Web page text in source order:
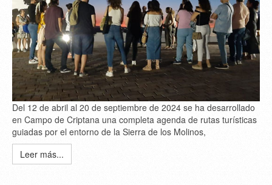
Del 12 de abril al 20 de septiembre de 2024 se ha desarrollado
en Campo de Criptana una completa agenda de rutas turísticas
guiadas por el entorno de la Sierra de los Molinos,
Leer más...